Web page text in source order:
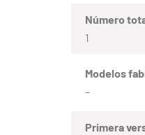
Número
1
Modelos
–
Primera